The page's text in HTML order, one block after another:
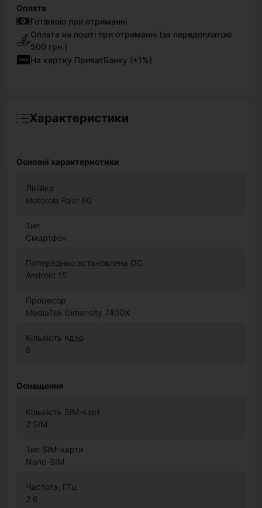
Оплата
Готівкою при отриманні
Оплата на пошті при отриманні (за передоплатою
500 грн.)
На картку ПриватБанку (+1%)
Характеристики
Основні характеристики
Лінійка
Motorola Razr 60
Тип
Смартфон
Попередньо встановлена ОС
Android 15
Процесор
MediaTek Dimensity 7400X
Кількість ядер
8
Оснащення
Кількість SIM-карт
2 SIM
Тип SIM-карти
Nano-SIM
Частота, ГГц
2.6